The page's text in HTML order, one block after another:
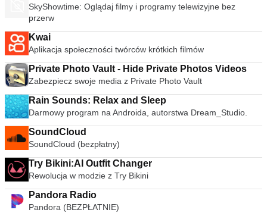
SkyShowtime: Oglądaj filmy i programy telewizyjne bez
przerw
Kwai
Aplikacja społeczności twórców krótkich filmów
Private Photo Vault - Hide Private Photos Videos
Zabezpiecz swoje media z Private Photo Vault
Rain Sounds: Relax and Sleep
Darmowy program na Androida, autorstwa Dream_Studio.
SoundCloud
SoundCloud (bezpłatny)
Try Bikini:AI Outfit Changer
Rewolucja w modzie z Try Bikini
Pandora Radio
Pandora (BEZPŁATNIE)